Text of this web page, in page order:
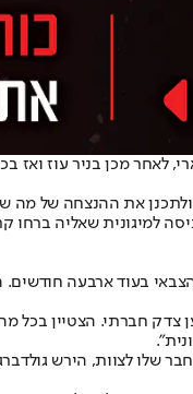
לאחר מכן בניר עוז
את ההנצחה של
חברתי. הצטיין בכל
שלו לצוות, הירש